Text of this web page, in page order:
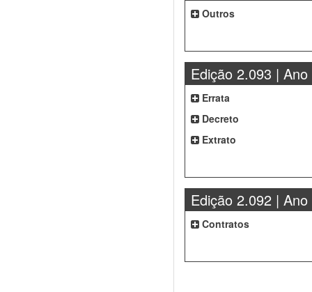
Outros
Edição 2.093 | Ano
Errata
Decreto
Extrato
Edição 2.092 | Ano
Contratos